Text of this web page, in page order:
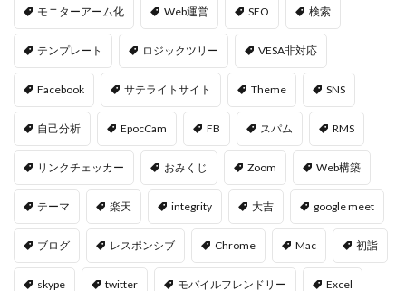
モニターアーム化 Web運営 SEO 検索
テンプレート ロジックツリー VESA非対応
Facebook サテライトサイト Theme SNS
自己分析 EpocCam FB スパム RMS
リンクチェッカー おみくじ Zoom Web構築
テーマ 楽天 integrity 大吉 google meet
ブログ レスポンシブ Chrome Mac 初詣
skype twitter モバイルフレンドリー Excel